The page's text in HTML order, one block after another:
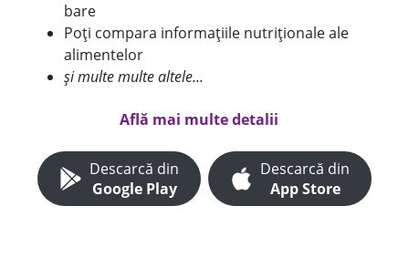
bare
Poți compara informațiile nutriționale ale
alimentelor
și multe multe altele...
Află mai multe detalii
Descarcă din
Google Play
Descarcă din
App Store